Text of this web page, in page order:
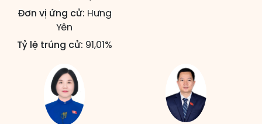
Đơn vị ứng cử: Hưng
Yên
Tỷ lệ trúng cử: 91,01%